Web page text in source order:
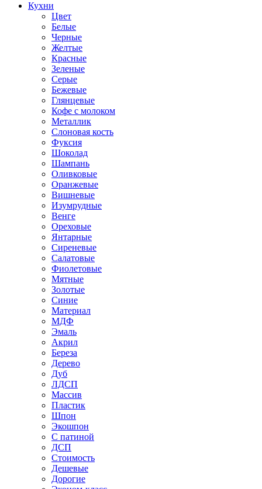
Кухни
Цвет
Белые
Черные
Желтые
Красные
Зеленые
Серые
Бежевые
Глянцевые
Кофе с молоком
Металлик
Слоновая кость
Фуксия
Шоколад
Шампань
Оливковые
Оранжевые
Вишневые
Изумрудные
Венге
Ореховые
Янтарные
Сиреневые
Салатовые
Фиолетовые
Мятные
Золотые
Синие
Материал
МДФ
Эмаль
Акрил
Береза
Дерево
Дуб
ЛДСП
Массив
Пластик
Шпон
Экошпон
С патиной
ДСП
Стоимость
Дешевые
Дорогие